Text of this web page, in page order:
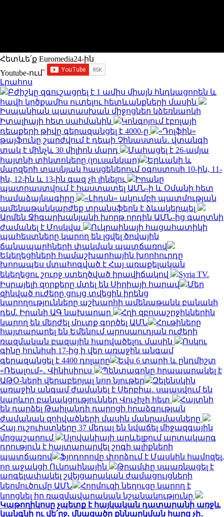
Հետևե՛ք Euromedia24-ին
Youtube-ում`
Լրահոս
Բժիշկը զգուշացրել է 1 ամիս միայն հնդկացորեն և
հավի կրծքամիս ուտելու հետևանքների մասին
Իսպանիան պատասխան միջոցներ կձեռնարկի
Իտալիայի հետ սահմանին
Կոնգոյում էբոլայի
դեպքերի թիվը գերազանցել է 4000-ը
«Դոլֆին»
թայֆունը շարժվում է դեպի Չինաստան․ վտանգի
տակ է մինչև 30 միլիոն մարդ
Մահացել է 26-ամյա
հայտնի տիկտոկերը (լուսանկար)
Երևանի և
մարզերի տասնյակ հասցեներում օգոստոսի 10-ին, 11-
ին, 12-ին և 13-ին գազ չի լինելու
Իրանը
պատրաստվում է հաստատել ԱՄՆ-ի և Օմանի հետ
համաձայնագիրը
«Լիդսն» ակումբի պատմության
ամենաթանկարժեք տրանսֆերն է ձևակերպել
Արմեն Ջիգարխանյանի խորթ որդին ԱՄՆ-ից գաղտնի
ժամանել է Մոսկվա
Ուկրաինայի հացահատիկի
պահեստները կարող են լցվել ծովային
ճանապարհների փակման պատճառով
Եկեղեցիների համաշխարհային խորհուրդը
խորապես մտահոգված է Հայ առաքելական
եկեղեցու շուրջ ստեղծված իրավիճակով
Syria TV.
Իսրայելի զորքերը մտել են Սիրիայի հարավ
Մեր
զինված ուժերը ցույց տվեցին իրենց
կարողությունները աշխարհի ամենաթանկ բանակի
դեմ. Իրանի ԱԳ նախարար
Հղի զբոսաշրջիկներին
կարող են մերժել մուտք գործել ԱՄՆ
Հութիները
հայտարարել են Եմենում պրոսաուդյան ուժերի
ռազմական բազային հարվածելու մասին
Ոսկու
գինը հունիսի 17-ից ի վեր առաջին անգամ
գերազանցել է 4400 դոլարը
Եվս 6 տարի և ընդմիշտ
«Ռեալում»․ Վինիսիուս
Պենտագոնը հրապարակել է
ԱԹՕ-ների վերաբերյալ նոր նյութեր
Զելենսկին
առաջին անգամ ժամանել է Սերբիա․ սպասվում են
կարևոր բանակցություններ Վուչիչի հետ
Հայտնի
են դարձել Թաիլանդի դպրոցի հրաձգության
ժամանակ զոհվածների մասին մանրամասները
Հայ ուշուիստները 37 մեդալ են նվաճել միջազգային
մրցաշարում
Սլովակիայի արևելքում արտակարգ
դրություն է հայտարարվել շոգի ալիքների
պատճառով
Ֆյոդորովը փորձում է Մասկին համոզել,
որ աջակցի Ուկրաինային
Թրամփը սպառնացել է
արգելափակել շվեյցարական ժամացույցների
ներմուծումը ԱՄՆ
Հորմուզի նեղուցը կարող է
կորցնել իր ռազմավարական նշանակությունը
Կաթողիկոսը չպետք է հայկական դատարանի առջև
կանգնի ու վե՛րջ, մնացածը քննարկման հարց չի․